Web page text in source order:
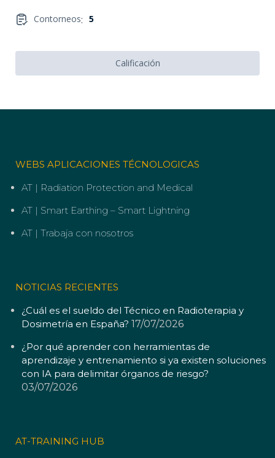
Contorneos: 5
Calificación
WEBS APLICACIONES TÉCNOLOGICAS
AT | Radiation Protection and Medical
AT | Smart Earthing – Smart Lightning
AT | Trabaja con nosotros
NOTICIAS RECIENTES
¿Cuál es el sueldo del Técnico en Radioterapia y
Dosimetría en España? 17/07/2026
¿Por qué aprender con herramientas de
aprendizaje y entrenamiento si ya existen soluciones
con IA para delimitar órganos de riesgo?
03/07/2026
AT-TRAINING HUB